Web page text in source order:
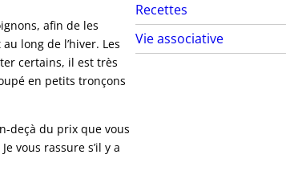
afin de les
long de l’hiver. Les
certains, il est très
en petits tronçons
deçà du prix que vous
vous rassure s’il y a
Recettes
Vie associative